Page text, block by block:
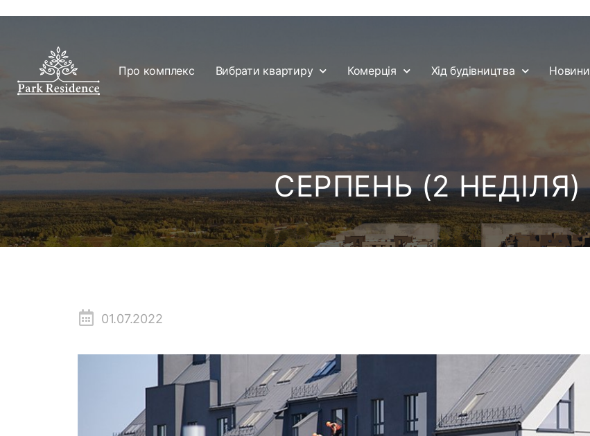
Про комплекс Вибрати квартиру Комерція Хід будівництва Новини
СЕРПЕНЬ (2 НЕДІЛЯ)
01.07.2022